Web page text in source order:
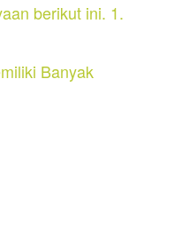
berikut ini. 1.
Banyak